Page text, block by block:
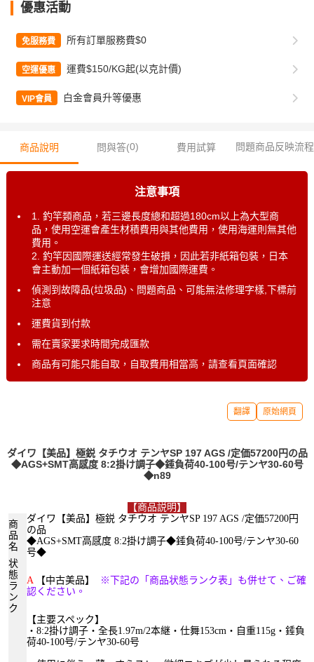
優惠活動
免服務費 所有訂單服務費$0
空運優惠 運費$150/KG起(以克計價)
VIP會員 白金會員升等優惠
商品說明 問與答(0) 費用試算 問題商品反映流程
注意事項
1. 釣竿類商品，若三邊長度總和超過180cm以上為大型商
品，使用空運會產生材積費用與其他費用，使用海運則無其他
費用。
2. 釣竿因國際運送經常發生破損，因此若非紙箱包裝，日本
會主動加一個紙箱包裝，會增加國際運費。
偵測到故障品(垃圾品)、問題商品、可能無法修理字樣,下標前
注意
運費貨到付款
需在賣家要求時間完成匯款
商品有可能只能自取，自取費用相當高，請查看頁面確認
翻譯 原始網頁
ダイワ【美品】極鋭 タチウオ テンヤSP 197 AGS /定価57200円の品
◆AGS+SMT高感度 8:2掛け調子◆錘負荷40-100号/テンヤ30-60号
◆n89
【商品説明】
商
品
名
ダイワ【美品】極鋭 タチウオ テンヤSP 197 AGS /定価57200円
の品
◆AGS+SMT高感度 8:2掛け調子◆錘負荷40-100号/テンヤ30-60
号◆
状
態
ラ
ン
ク
A 【中古美品】
※下記の「商品状態ランク表」も併せて、ご確
認ください。
【主要スペック】
・ 8:2掛け調子・全長1.97m/2本継・仕舞153cm・自重115g・錘負
荷40-100号/テンヤ30-60号